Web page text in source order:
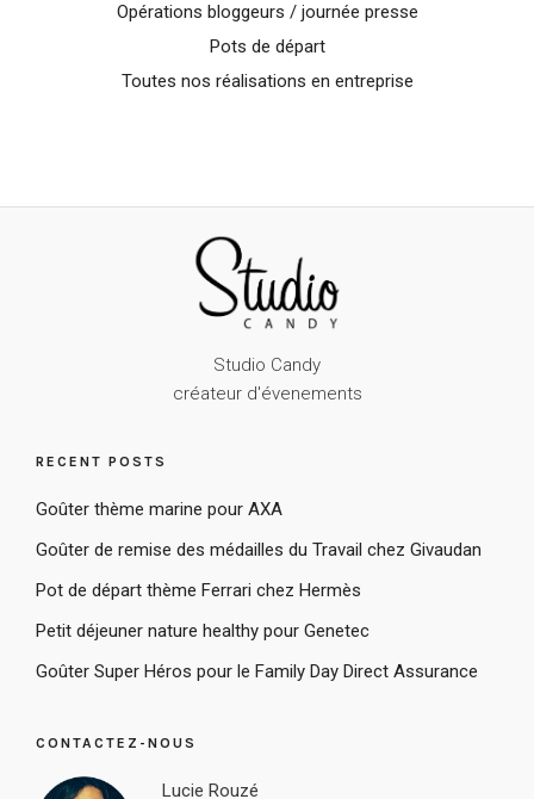
Opérations bloggeurs / journée presse
Pots de départ
Toutes nos réalisations en entreprise
Studio Candy
créateur d'évenements
RECENT POSTS
Goûter thème marine pour AXA
Goûter de remise des médailles du Travail chez Givaudan
Pot de départ thème Ferrari chez Hermès
Petit déjeuner nature healthy pour Genetec
Goûter Super Héros pour le Family Day Direct Assurance
CONTACTEZ-NOUS
Lucie Rouzé